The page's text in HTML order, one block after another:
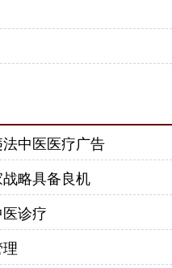
中医医疗广告
略具备良机
诊疗